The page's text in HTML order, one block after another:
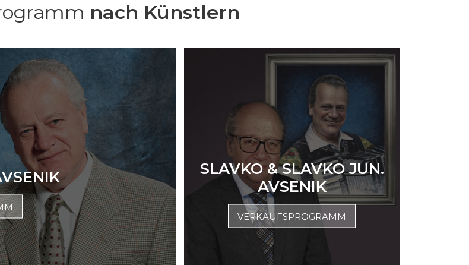
nach Künstlern
SLAVKO & SLAVKO JUN.
AVSENIK
VERKAUFSPROGRAMM